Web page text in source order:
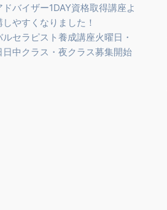
ドバイザー1DAY資格取得講座よ
しやすくなりました！
ルセラピスト養成講座火曜日・
日中クラス・夜クラス募集開始